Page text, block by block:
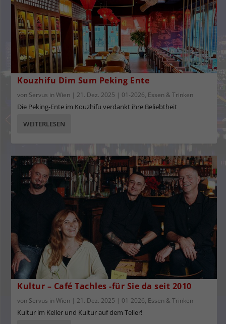
Kouzhifu Dim Sum Peking Ente
von Servus in Wien | 21. Dez. 2025 | 01-2026, Essen & Trinken
Die Peking-Ente im Kouzhifu verdankt ihre Beliebtheit
WEITERLESEN
Kultur – Café Tachles -für Sie da seit 2010
von Servus in Wien | 21. Dez. 2025 | 01-2026, Essen & Trinken
Kultur im Keller und Kultur auf dem Teller!